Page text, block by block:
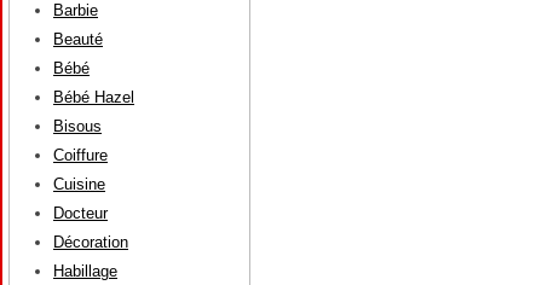
Barbie
Beauté
Bébé
Bébé Hazel
Bisous
Coiffure
Cuisine
Docteur
Décoration
Habillage